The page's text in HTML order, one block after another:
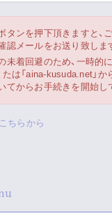
タンを押下頂きますと、
認メールをお送り致しま
未着回避のため、一時的
たは「aina-kusuda.net」
てからお手続きを開始し
ちらから